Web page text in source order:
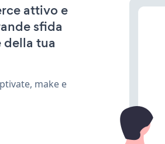
attivo e
sfida
della tua
make e